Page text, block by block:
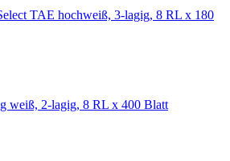
TAE hochweiß, 3-lagig, 8 RL x 180
weiß, 2-lagig, 8 RL x 400 Blatt